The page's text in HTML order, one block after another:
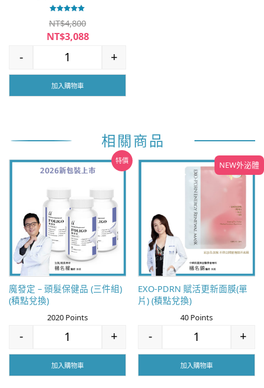
5.00
NT$4,800
原
價
NT$3,088
前
格：
高單位緩釋型維他命C錠1000mg (六盒組)(180日份) 數量
- +
加入購物車
相關商品
特價
魔發定 – 頭髮保健品 (三件組)
(積點兌換)
2020 Points
魔發定 – 頭髮保健品 (三件組) (積點兌換) 數量
- +
加入購物車
EXO-PDRN 賦活更新面膜(單
片) (積點兌換)
40 Points
EXO-PDRN 賦活更
- +
加入購物車